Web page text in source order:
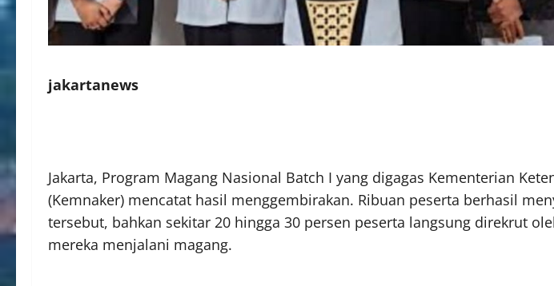
jakartanews
Jakarta, Program Magang Nasional Batch I yang digagas Kementerian
(Kemnaker) mencatat hasil menggembirakan. Ribuan peserta berhasil
tersebut, bahkan sekitar 20 hingga 30 persen peserta langsung direkrut
mereka menjalani magang.